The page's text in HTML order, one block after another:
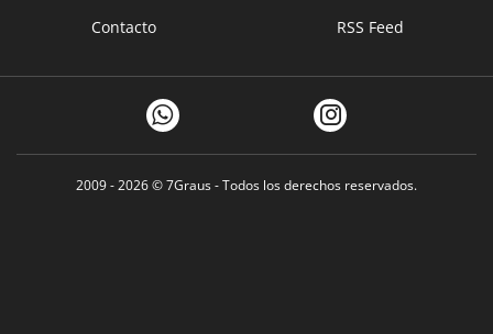
Contacto
RSS Feed
2009 - 2026 ©7Graus- Todos los derechos reservados.